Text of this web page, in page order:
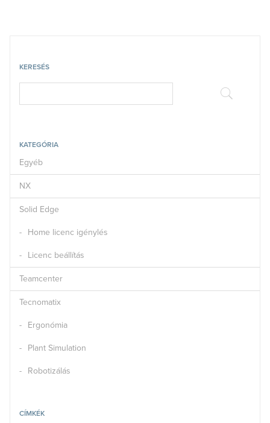
KERESÉS
KATEGÓRIA
Egyéb
NX
Solid Edge
Home licenc igénylés
Licenc beállítás
Teamcenter
Tecnomatix
Ergonómia
Plant Simulation
Robotizálás
CÍMKÉK